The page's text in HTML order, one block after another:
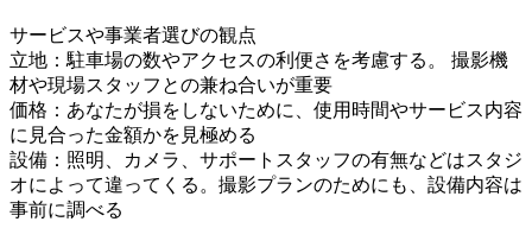
サービスや事業者選びの観点
立地：駐車場の数やアクセスの利便さを考慮する。 撮影機
材や現場スタッフとの兼ね合いが重要
価格：あなたが損をしないために、使用時間やサービス内容
に見合った金額かを見極める
設備：照明、カメラ、サポートスタッフの有無などはスタジ
オによって違ってくる。撮影プランのためにも、設備内容は
事前に調べる